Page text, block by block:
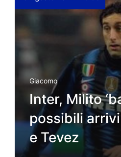
Giacomo
Inter, Milito
possibili
e Tevez